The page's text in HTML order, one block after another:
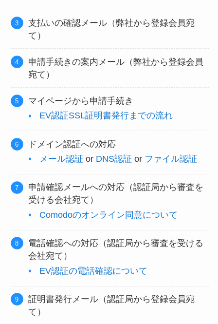
支払いの確認メール（弊社から登録会員宛
て）
申請手続きの案内メール（弊社から登録会員
宛て）
マイページから申請手続き
EV認証SSL証明書発行までの流れ
ドメイン認証への対応
メール認証 or DNS認証 or ファイル認証
申請確認メールへの対応（認証局から審査を
受ける会社宛て）
Comodoのオンライン同意について
電話確認への対応（認証局から審査を受ける
会社宛て）
EV認証の電話確認について
証明書発行メール（認証局から登録会員宛
て）